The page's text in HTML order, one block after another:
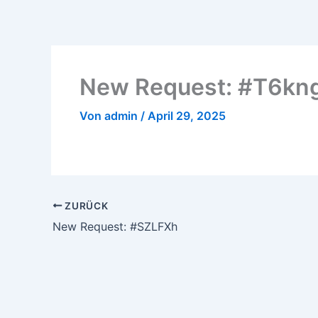
New Request:
Von admin / April 29, 2025
ZURÜCK
New Request: #SZLFXh